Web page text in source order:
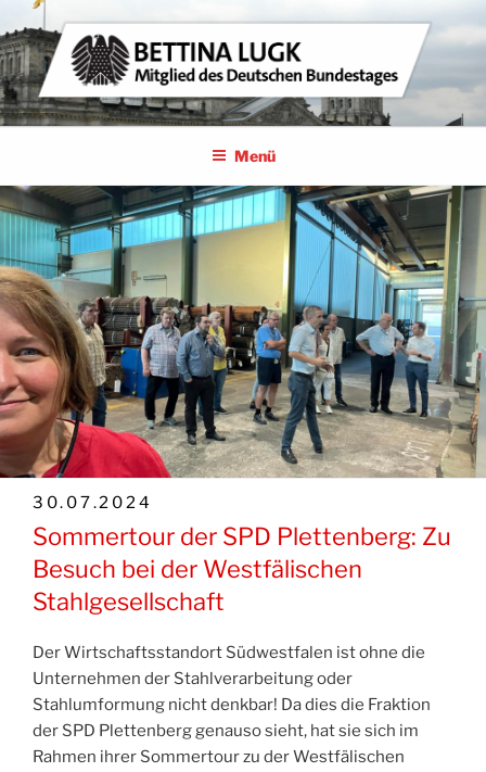
Zum
Inhalt
springen
BETTINA LUGK
MITGLIED DES DEUTSCHEN BUNDESTAGES
Menü
VERÖFFENTLICHT
AM
30.07.2024
Sommertour der SPD Plettenberg: Zu
Besuch bei der Westfälischen
Stahlgesellschaft
Der Wirtschaftsstandort Südwestfalen ist ohne die
Unternehmen der Stahlverarbeitung oder
Stahlumformung nicht denkbar! Da dies die Fraktion
der SPD Plettenberg genauso sieht, hat sie sich im
Rahmen ihrer Sommertour zu der Westfälischen